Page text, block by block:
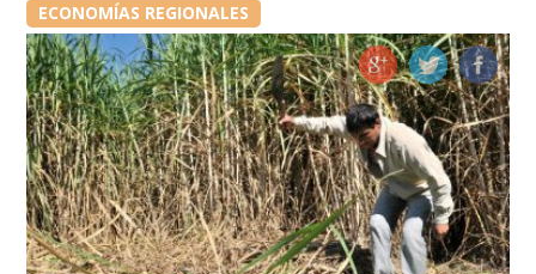
ECONOMÍAS REGIONALES